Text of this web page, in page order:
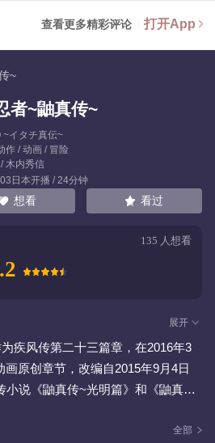
查看更多精彩评论 打开App
~
者~鼬真传~
~イタチ真伝~
作 / 动画 / 冒险
/木内秀信
日本开播 / 24分钟
想看 看过
135 人想看
展开
疾风传第二十三篇章，在2016年3
画原创章节，改编自2015年9月4日
小说《鼬真传~光明篇》和《鼬真传
则改编自漫画原作的第678章。 包
全部